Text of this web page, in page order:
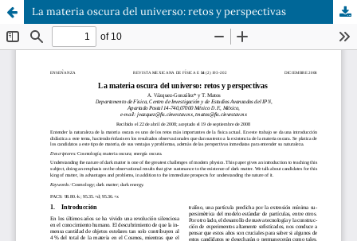
La materia oscura del universo: retos y perspectivas